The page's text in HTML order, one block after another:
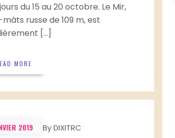
du 15 au 20 octobre. Le Mir,
russe de 109 m, est
[…]
MORE
2019 By DIXITRC